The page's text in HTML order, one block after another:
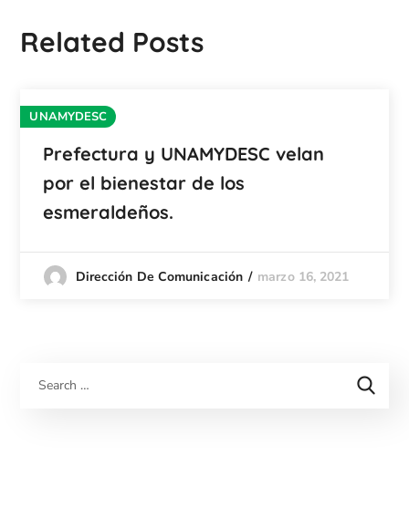
Related Posts
UNAMYDESC
Prefectura y UNAMYDESC velan
por el bienestar de los
esmeraldeños.
Dirección De Comunicación marzo 16, 2021